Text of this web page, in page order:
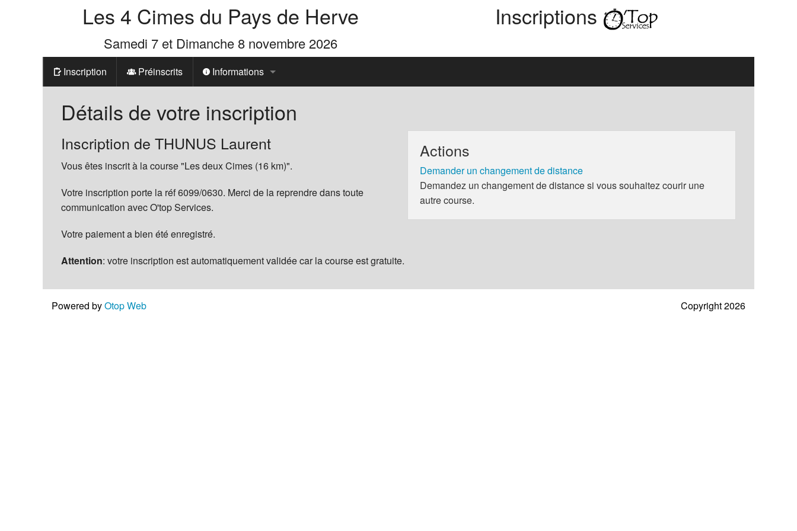
Les 4 Cimes du Pays de Herve
Samedi 7 et Dimanche 8 novembre 2026
Inscriptions
Inscription Préinscrits Informations
La Boutique des 4 Cimes
Détails de votre inscription
Inscription de THUNUS Laurent
Vous êtes inscrit à la course "Les deux Cimes (16 km)".
Votre inscription porte la réf 6099/0630. Merci de la reprendre dans toute
communication avec O'top Services.
Votre paiement a bien été enregistré.
Actions
Demander un changement de distance
Demandez un changement de distance si vous souhaitez courir une
autre course.
Attention: votre inscription est automatiquement validée car la course est gratuite.
Powered byOtop Web Copyright 2026